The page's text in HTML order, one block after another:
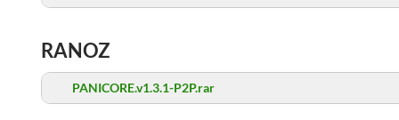
RANOZ
PANICORE.v1.3.1-P2P.rar